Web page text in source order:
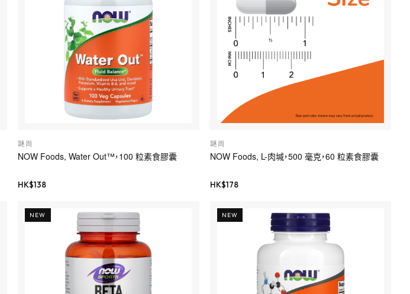
謎尚
NOW Foods, Water Out™，100 粒素食膠囊
HK$138
謎尚
NOW Foods, L-肉堿，500 毫克，60 粒素食膠囊
HK$178
NEW NEW